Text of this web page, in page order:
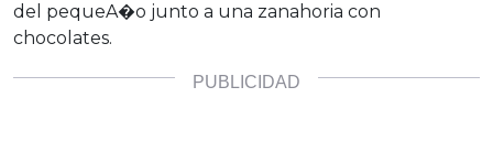
del pequeA�o junto a una zanahoria con
chocolates.